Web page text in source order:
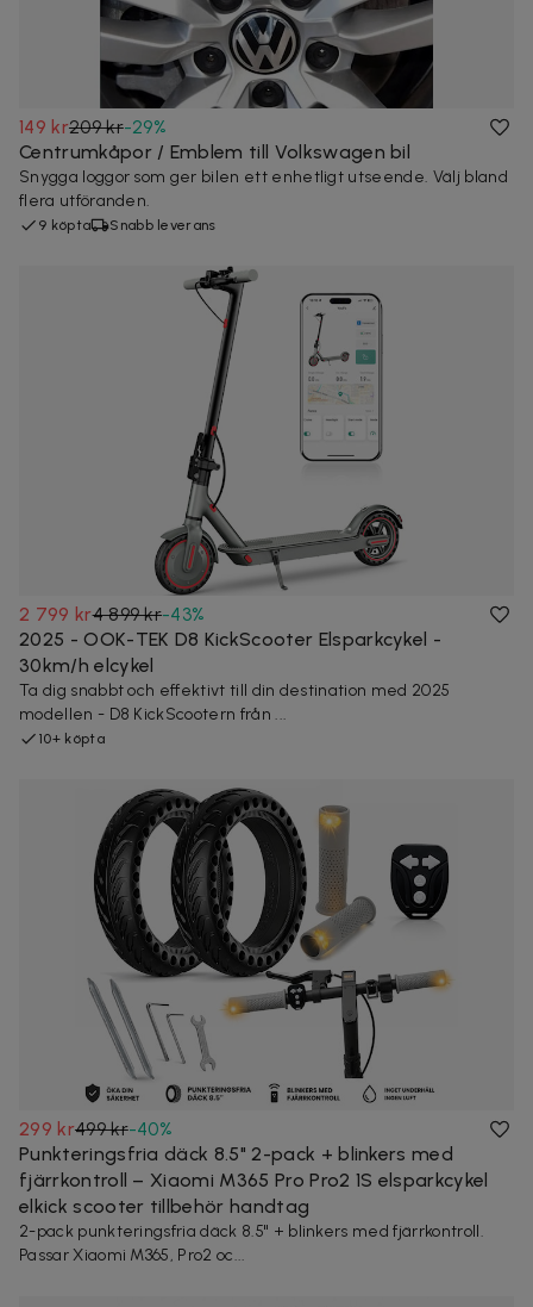
149 kr209 kr-29%
Centrumkåpor / Emblem till Volkswagen bil
Snygga loggor som ger bilen ett enhetligt utseende. Välj bland
flera utföranden.
9 köpta Snabb leverans
2 799 kr4 899 kr-43%
2025 - OOK-TEK D8 KickScooter Elsparkcykel -
30km/h elcykel
Ta dig snabbt och effektivt till din destination med 2025
modellen - D8 KickScootern från ...
10+ köpta
299 kr499 kr-40%
Punkteringsfria däck 8.5" 2-pack + blinkers med
fjärrkontroll – Xiaomi M365 Pro Pro2 1S elsparkcykel
elkick scooter tillbehör handtag
2-pack punkteringsfria däck 8.5" + blinkers med fjärrkontroll.
Passar Xiaomi M365, Pro2 oc...